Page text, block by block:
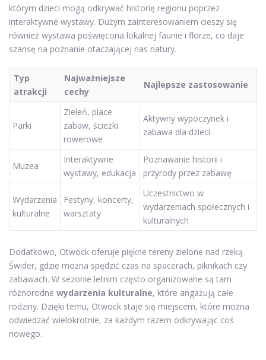
którym dzieci mogą odkrywać historię regionu poprzez
interaktywne wystawy. Dużym zainteresowaniem cieszy się
również wystawa poświęcona lokalnej faunie i florze, co daje
szansę na poznanie otaczającej nas natury.
Typ
atrakcji
Najważniejsze
cechy
Najlepsze zastosowanie
Parki
Zieleń, place
zabaw, ścieżki
rowerowe
Aktywny wypoczynek i
zabawa dla dzieci
Muzea
Interaktywne
wystawy, edukacja
Poznawanie historii i
przyrody przez zabawę
Wydarzenia
kulturalne
Festyny, koncerty,
warsztaty
Uczestnictwo w
wydarzeniach społecznych i
kulturalnych
Dodatkowo, Otwock oferuje piękne tereny zielone nad rzeką
Świder, gdzie można spędzić czas na spacerach, piknikach czy
zabawach. W sezonie letnim często organizowane są tam
różnorodne wydarzenia kulturalne, które angażują całe
rodziny. Dzięki temu, Otwock staje się miejscem, które można
odwiedzać wielokrotnie, za każdym razem odkrywając coś
nowego.